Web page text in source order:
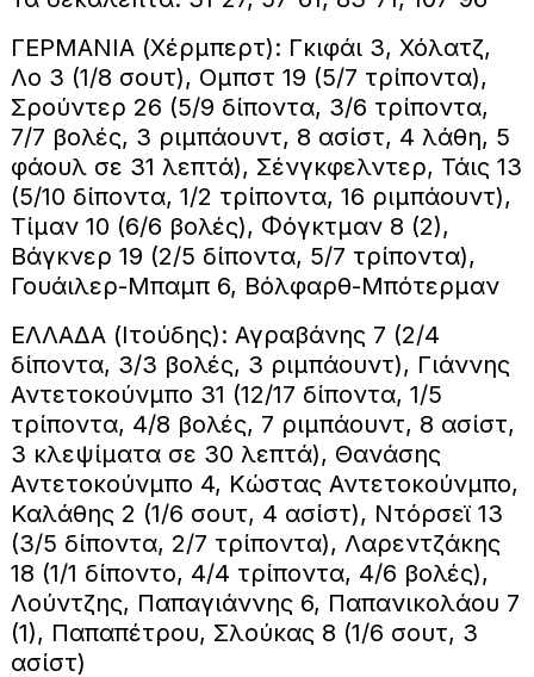
ΓΕΡΜΑΝΙΑ (Χέρμπερτ): Γκιφάι 3, Χόλατζ,
Λο 3 (1/8 σουτ), Ομπστ 19 (5/7 τρίποντα),
Σρούντερ 26 (5/9 δίποντα, 3/6 τρίποντα,
7/7 βολές, 3 ριμπάουντ, 8 ασίστ, 4 λάθη, 5
φάουλ σε 31 λεπτά), Σένγκφελντερ, Τάις 13
(5/10 δίποντα, 1/2 τρίποντα, 16 ριμπάουντ),
Τίμαν 10 (6/6 βολές), Φόγκτμαν 8 (2),
Βάγκνερ 19 (2/5 δίποντα, 5/7 τρίποντα),
Γουάιλερ-Μπαμπ 6, Βόλφαρθ-Μπότερμαν
ΕΛΛΑΔΑ (Ιτούδης): Αγραβάνης 7 (2/4
δίποντα, 3/3 βολές, 3 ριμπάουντ), Γιάννης
Αντετοκούνμπο 31 (12/17 δίποντα, 1/5
τρίποντα, 4/8 βολές, 7 ριμπάουντ, 8 ασίστ,
3 κλεψίματα σε 30 λεπτά), Θανάσης
Αντετοκούνμπο 4, Κώστας Αντετοκούνμπο,
Καλάθης 2 (1/6 σουτ, 4 ασίστ), Ντόρσεϊ 13
(3/5 δίποντα, 2/7 τρίποντα), Λαρεντζάκης
18 (1/1 δίποντο, 4/4 τρίποντα, 4/6 βολές),
Λούντζης, Παπαγιάννης 6, Παπανικολάου 7
(1), Παπαπέτρου, Σλούκας 8 (1/6 σουτ, 3
ασίστ)